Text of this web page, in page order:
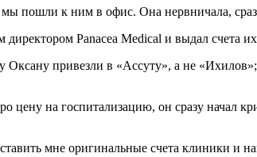
пошли к ним в офис. Она нервничала,
Panacea Medical и выдал счета
Оксану привезли в «Ассуту», а не
цену на госпитализацию, он сразу начал
мне оригинальные счета клиники и